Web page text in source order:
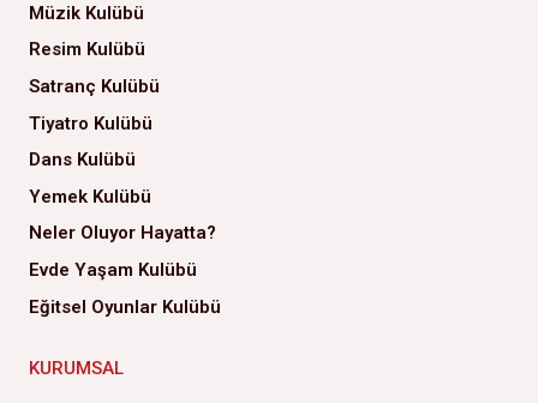
Müzik Kulübü
Resim Kulübü
Satranç Kulübü
Tiyatro Kulübü
Dans Kulübü
Yemek Kulübü
Neler Oluyor Hayatta?
Evde Yaşam Kulübü
Eğitsel Oyunlar Kulübü
KURUMSAL